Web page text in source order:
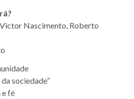
Nascimento, Roberto
sociedade”
e fé